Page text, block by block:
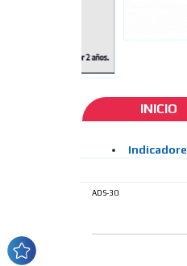
INICIO
ADS-30